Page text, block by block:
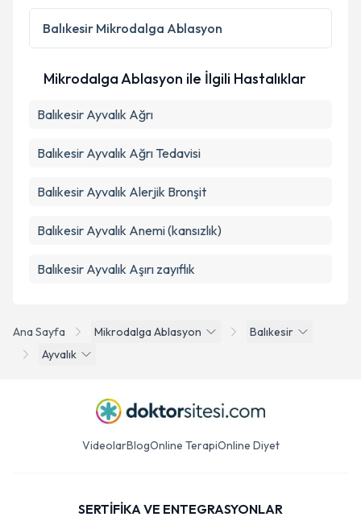
Ana Sayfa Mikrodalga Ablasyon
Balıkesir
Ayvalık
Balıkesir Mikrodalga Ablasyon
Mikrodalga Ablasyon ile İlgili Hastalıklar
Balıkesir Ayvalık Ağrı
Balıkesir Ayvalık Ağrı Tedavisi
Balıkesir Ayvalık Alerjik Bronşit
Balıkesir Ayvalık Anemi (kansızlık)
Balıkesir Ayvalık Aşırı zayıflık
VideolarBlogOnline TerapiOnline Diyet
SERTİFİKA VE ENTEGRASYONLAR